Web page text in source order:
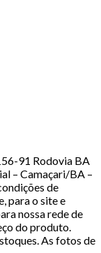
91 Rodovia BA
– Camaçari/BA –
de
para o site e
nossa rede de
do produto.
As fotos de